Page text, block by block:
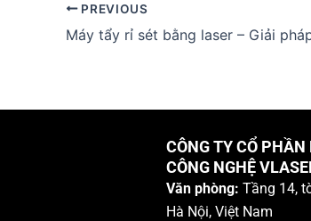
PREVIOUS
CÔNG TY CỔ PHẦN
CÔNG NGHỆ
Văn phòng: Tầng 14,
Hà Nội, Việt Nam